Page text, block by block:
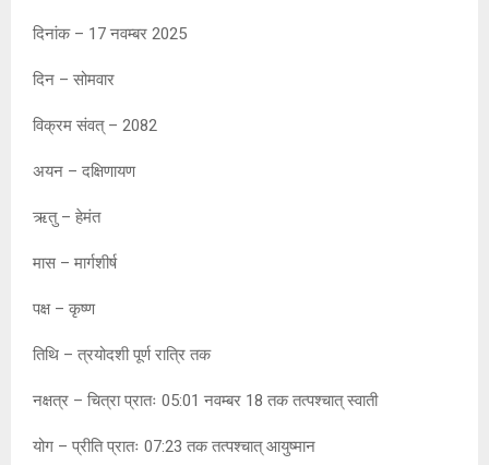
s
A
p
b
o
a
दिनांक – 17 नवम्बर 2025
दिन – सोमवार
विक्रम संवत् – 2082
अयन – दक्षिणायण
ऋतु – हेमंत
मास – मार्गशीर्ष
पक्ष – कृष्ण
तिथि – त्रयोदशी पूर्ण रात्रि तक
नक्षत्र – चित्रा प्रातः 05:01 नवम्बर 18 तक तत्पश्चात् स्वाती
योग – प्रीति प्रातः 07:23 तक तत्पश्चात् आयुष्मान